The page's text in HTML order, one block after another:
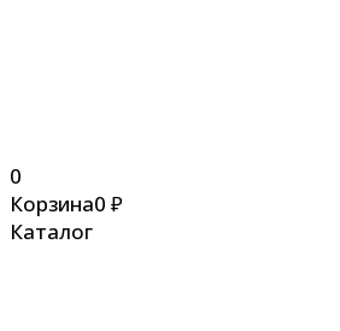
0
Корзина0 ₽
Каталог